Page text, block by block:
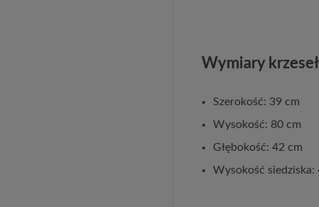
Wymiary
Szerokość: 39 cm
Wysokość: 80 cm
Głębokość: 42 cm
Wysokość siedziska: